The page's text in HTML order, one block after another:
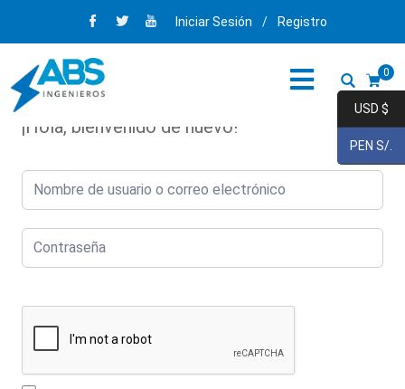
Iniciar Sesión / Registro
0
¡Hola, bienvenido de nuevo!
USD $
PEN S/.